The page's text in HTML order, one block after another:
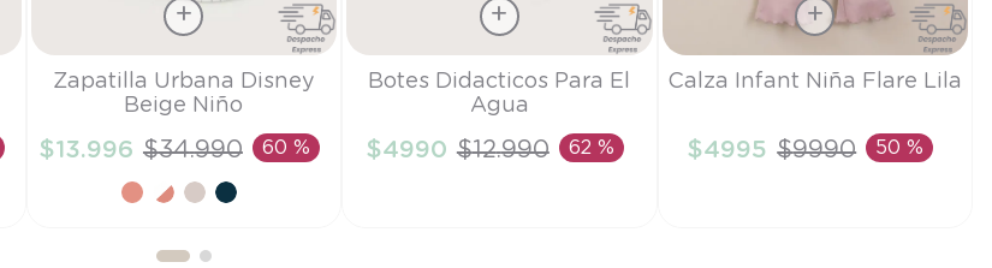
Talla
AÑADIR AL CARRITO
Zapatilla Urbana Disney
Beige Niño
$13.996 $34.990 60 %
Talla
AÑADIR AL CARRITO
Botes Didacticos Para El
Agua
$4990 $12.990 62 %
Talla
AÑADIR AL CARRITO
Calza Infant Niña Flare Lila
$4995 $9990 50 %